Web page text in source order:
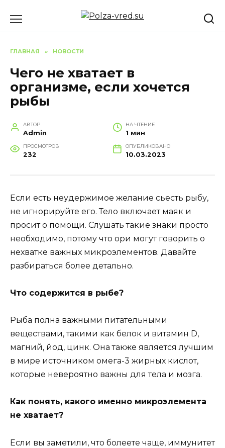
ГЛАВНАЯ » НОВОСТИ
Чего не хватает в
организме, если хочется
рыбы
АВТОР
Admin
НА ЧТЕНИЕ
1 мин
ПРОСМОТРОВ
232
ОПУБЛИКОВАНО
10.03.2023
Если есть неудержимое желание сьесть рыбу,
не игнорируйте его. Тело включает маяк и
просит о помощи. Слушать такие знаки просто
необходимо, потому что ори могут говорить о
нехватке важных микроэлементов. Давайте
разбираться более детально.
Что содержится в рыбе?
Рыба полна важными питательными
веществами, такими как белок и витамин D,
магний, йод, цинк. Она также является лучшим
в мире источником омега-3 жирных кислот,
которые невероятно важны для тела и мозга.
Как понять, какого именно микроэлемента
не хватает?
Если вы заметили, что болеете чаще, иммунитет